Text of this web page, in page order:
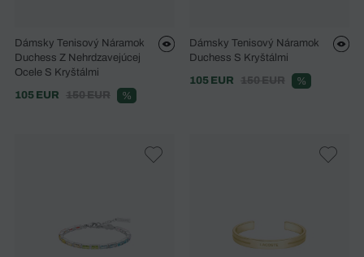
Dámsky Tenisový Náramok
Duchess Z Nehrdzavejúcej
Ocele S Kryštálmi
105 EUR
150 EUR %
Dámsky Tenisový Náramok
Duchess S Kryštálmi
105 EUR
150 EUR %